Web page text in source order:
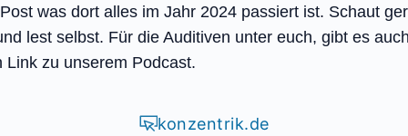
was dort alles im Jahr 2024 passiert ist. Schaut
lest selbst. Für die Auditiven unter euch, gibt es auch
Link zu unserem Podcast.
konzentrik.de